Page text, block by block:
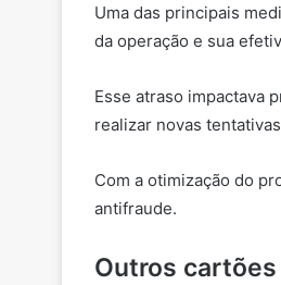
Uma das principais
da operação e sua
Esse atraso impactava
realizar novas
Com a otimização do
antifraude.
Outros cartões